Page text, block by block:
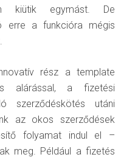
kiütik egymást. De
erre a funkcióra mégis
rész a template
alárással, a fizetési
szerződéskötés utáni
az okos szerződések
folyamat indul el –
meg. Például a fizetés